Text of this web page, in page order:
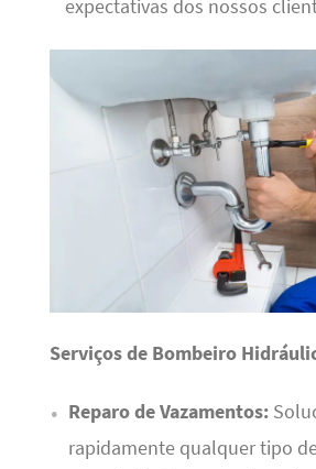
expectativas dos nossos
Serviços de Bombeiro
Reparo de Vazamentos:
rapidamente qualquer tipo